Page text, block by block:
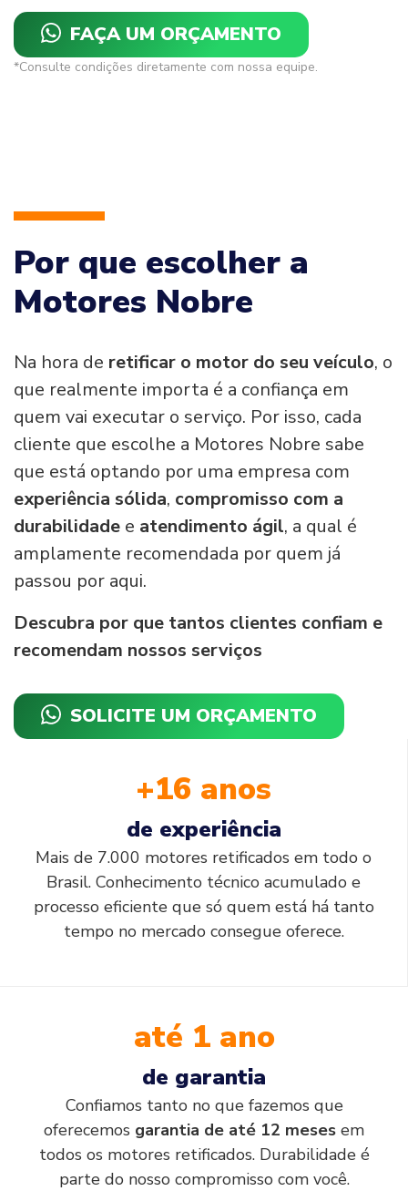
FAÇA UM ORÇAMENTO
*Consulte condições diretamente com nossa equipe.
Por que escolher a
Motores Nobre
Na hora de retificar o motor do seu veículo, o
que realmente importa é a confiança em
quem vai executar o serviço. Por isso, cada
cliente que escolhe a Motores Nobre sabe
que está optando por uma empresa com
experiência sólida, compromisso com a
durabilidade e atendimento ágil, a qual é
amplamente recomendada por quem já
passou por aqui.
Descubra por que tantos clientes confiam e
recomendam nossos serviços
SOLICITE UM ORÇAMENTO
+16 anos
de experiência
Mais de 7.000 motores retificados em todo o
Brasil. Conhecimento técnico acumulado e
processo eficiente que só quem está há tanto
tempo no mercado consegue oferece.
até 1 ano
de garantia
Confiamos tanto no que fazemos que
oferecemos garantia de até 12 meses em
todos os motores retificados. Durabilidade é
parte do nosso compromisso com você.